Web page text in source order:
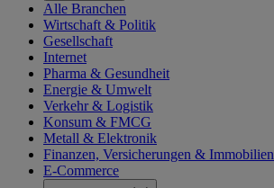
Alle Branchen
Wirtschaft & Politik
Gesellschaft
Internet
Pharma & Gesundheit
Energie & Umwelt
Verkehr & Logistik
Konsum & FMCG
Metall & Elektronik
Finanzen, Versicherungen & Immobilien
E-Commerce